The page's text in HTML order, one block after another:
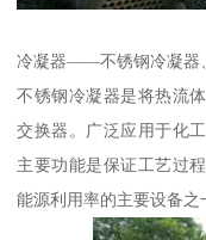
冷凝器——不锈钢冷凝器
不锈钢冷凝器是将热流
交换器。广泛应用于化
主要功能是保证工艺过
能源利用率的主要设备之